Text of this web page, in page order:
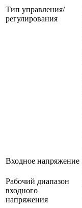
Тип управления/
регулирования
Входное напряжение
Рабочий диапазон
входного
напряжения